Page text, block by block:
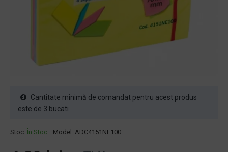
Stoc: În Stoc Model: ADC4151NE100
Cantitate minimă de comandat pentru acest produs
este de 3 bucati